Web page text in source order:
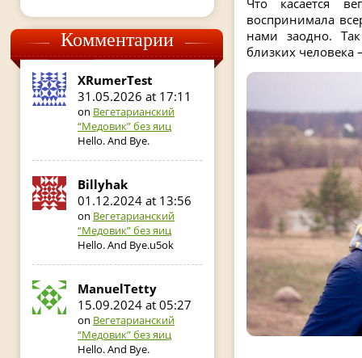
Комментарии
XRumerTest
31.05.2026 at 17:11
on Вегетарианский
“Медовик” без яиц
Hello. And Bye.
Billyhak
01.12.2024 at 13:56
on Вегетарианский
“Медовик” без яиц
Hello. And Bye.u5ok
ManuelTetty
15.09.2024 at 05:27
on Вегетарианский
“Медовик” без яиц
Hello. And Bye.
Что касается
воспринимала
нами заодно.
близких